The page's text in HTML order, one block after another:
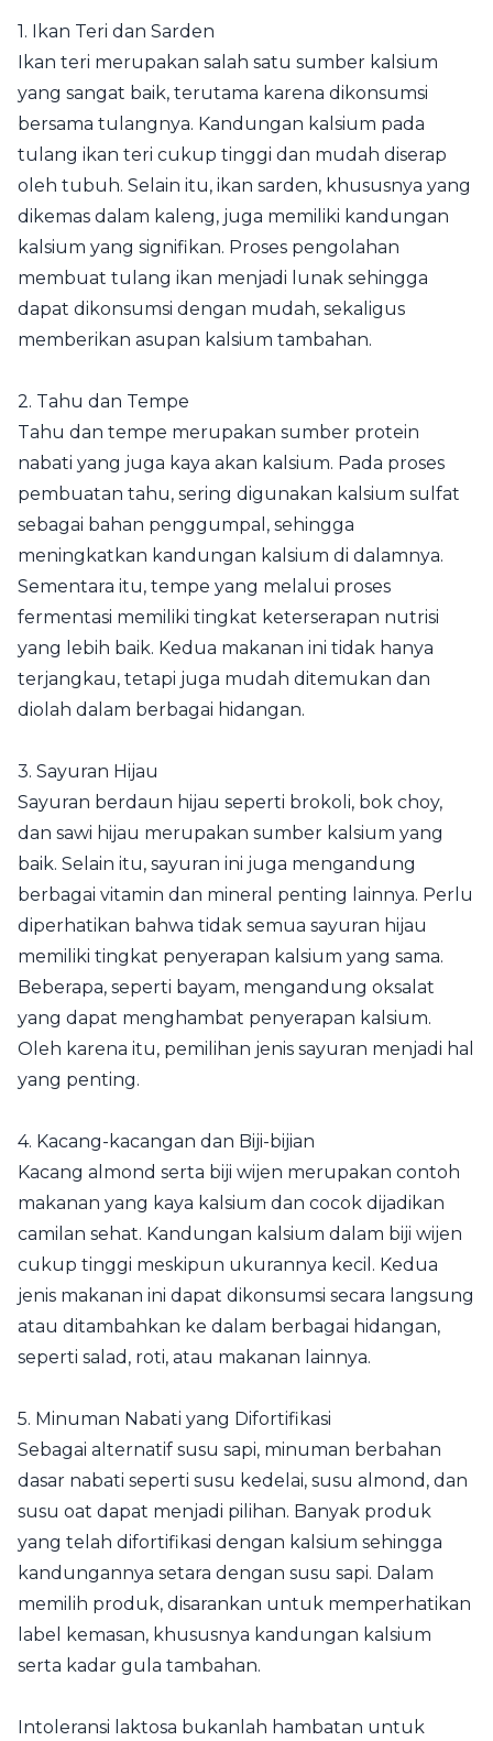
1. Ikan Teri dan Sarden
Ikan teri merupakan salah satu sumber kalsium
yang sangat baik, terutama karena dikonsumsi
bersama tulangnya. Kandungan kalsium pada
tulang ikan teri cukup tinggi dan mudah diserap
oleh tubuh. Selain itu, ikan sarden, khususnya yang
dikemas dalam kaleng, juga memiliki kandungan
kalsium yang signifikan. Proses pengolahan
membuat tulang ikan menjadi lunak sehingga
dapat dikonsumsi dengan mudah, sekaligus
memberikan asupan kalsium tambahan.
2. Tahu dan Tempe
Tahu dan tempe merupakan sumber protein
nabati yang juga kaya akan kalsium. Pada proses
pembuatan tahu, sering digunakan kalsium sulfat
sebagai bahan penggumpal, sehingga
meningkatkan kandungan kalsium di dalamnya.
Sementara itu, tempe yang melalui proses
fermentasi memiliki tingkat keterserapan nutrisi
yang lebih baik. Kedua makanan ini tidak hanya
terjangkau, tetapi juga mudah ditemukan dan
diolah dalam berbagai hidangan.
3. Sayuran Hijau
Sayuran berdaun hijau seperti brokoli, bok choy,
dan sawi hijau merupakan sumber kalsium yang
baik. Selain itu, sayuran ini juga mengandung
berbagai vitamin dan mineral penting lainnya. Perlu
diperhatikan bahwa tidak semua sayuran hijau
memiliki tingkat penyerapan kalsium yang sama.
Beberapa, seperti bayam, mengandung oksalat
yang dapat menghambat penyerapan kalsium.
Oleh karena itu, pemilihan jenis sayuran menjadi hal
yang penting.
4. Kacang-kacangan dan Biji-bijian
Kacang almond serta biji wijen merupakan contoh
makanan yang kaya kalsium dan cocok dijadikan
camilan sehat. Kandungan kalsium dalam biji wijen
cukup tinggi meskipun ukurannya kecil. Kedua
jenis makanan ini dapat dikonsumsi secara langsung
atau ditambahkan ke dalam berbagai hidangan,
seperti salad, roti, atau makanan lainnya.
5. Minuman Nabati yang Difortifikasi
Sebagai alternatif susu sapi, minuman berbahan
dasar nabati seperti susu kedelai, susu almond, dan
susu oat dapat menjadi pilihan. Banyak produk
yang telah difortifikasi dengan kalsium sehingga
kandungannya setara dengan susu sapi. Dalam
memilih produk, disarankan untuk memperhatikan
label kemasan, khususnya kandungan kalsium
serta kadar gula tambahan.
Intoleransi laktosa bukanlah hambatan untuk